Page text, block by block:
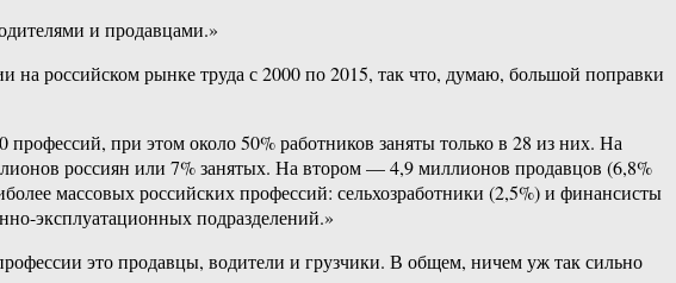
и продавцами.»
российском рынке труда с 2000 по 2015, так что, думаю, большой поправки
при этом около 50% работников заняты только в 28 из них. На
россиян или 7% занятых. На втором — 4,9 миллионов продавцов (6,8%
массовых российских профессий: сельхозработники (2,5%) и финансисты
эксплуатационных подразделений.»
это продавцы, водители и грузчики. В общем, ничем уж так сильно